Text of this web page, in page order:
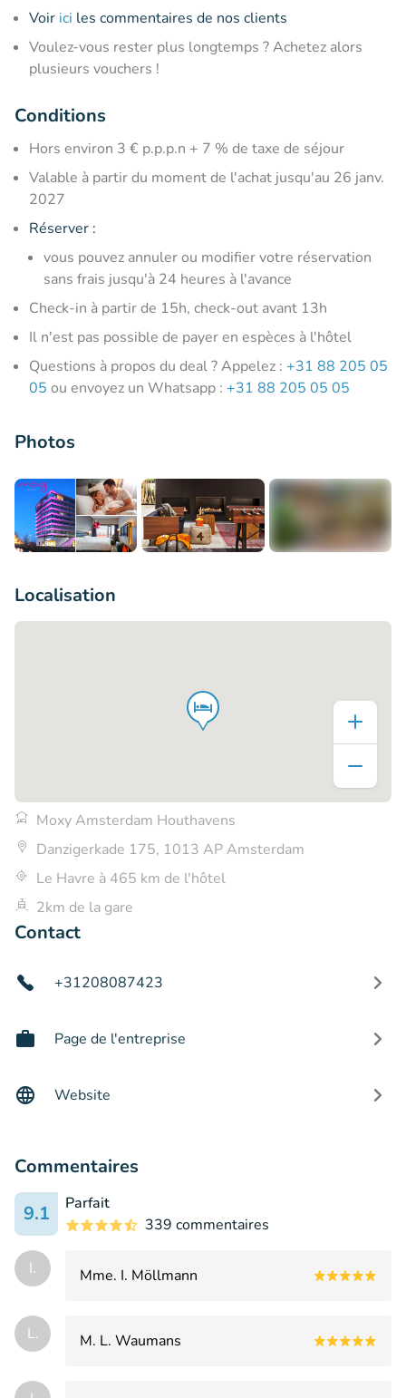
Voir ici les commentaires de nos clients
Voulez-vous rester plus longtemps ? Achetez alors
plusieurs vouchers !
Conditions
Hors environ 3 € p.p.p.n + 7 % de taxe de séjour
Valable à partir du moment de l'achat jusqu'au 26 janv.
2027
Réserver :
vous pouvez annuler ou modifier votre réservation
sans frais jusqu'à 24 heures à l'avance
Check-in à partir de 15h, check-out avant 13h
Il n'est pas possible de payer en espèces à l'hôtel
Questions à propos du deal ? Appelez : +31 88 205 05
05 ou envoyez un Whatsapp : +31 88 205 05 05
Photos
Localisation
Moxy Amsterdam Houthavens
Danzigerkade 175, 1013 AP Amsterdam
Le Havre à 465 km de l'hôtel
2km de la gare
Contact
+31208087423
Page de l'entreprise
Website
Commentaires
9.1
Parfait
339 commentaires
I. Mme. I. Möllmann
L. M. L. Waumans